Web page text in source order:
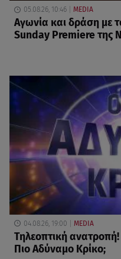
05.08.26, 10:46 MEDIA
Αγωνία και δράση με
Sunday Premiere της
04.08.26, 19:00 MEDIA
Τηλεοπτική
Πιο Αδύναμο Κρίκο;